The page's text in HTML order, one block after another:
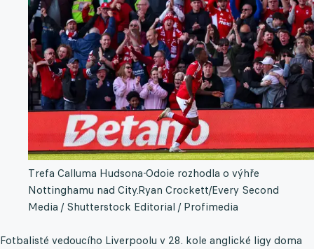
Trefa Calluma Hudsona-Odoie rozhodla o výhře
Nottinghamu nad City.Ryan Crockett/Every Second
Media / Shutterstock Editorial / Profimedia
Fotbalisté vedoucího Liverpoolu v 28. kole anglické ligy doma